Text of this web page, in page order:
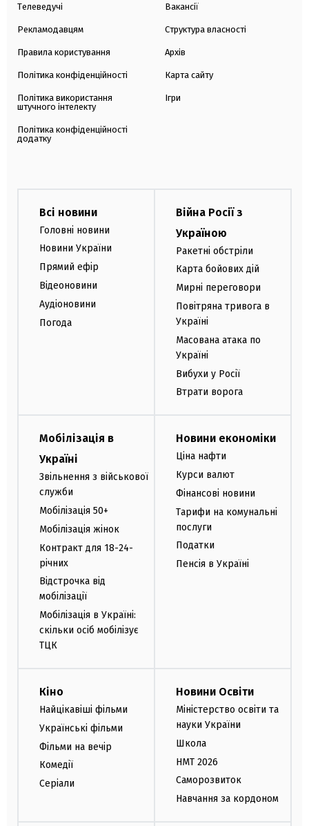
Телеведучі
Рекламодавцям
Правила користування
Політика конфіденційності
Політика використання
штучного інтелекту
Політика конфіденційності
додатку
Вакансії
Структура власності
Архів
Карта сайту
Ігри
Всі новини
Головні новини
Новини України
Прямий ефір
Відеоновини
Аудіоновини
Погода
Війна Росії з
Україною
Ракетні обстріли
Карта бойових дій
Мирні переговори
Повітряна тривога в
Україні
Масована атака по
Україні
Вибухи у Росії
Втрати ворога
Мобілізація в
Україні
Звільнення з військової
служби
Мобілізація 50+
Мобілізація жінок
Контракт для 18-24-
річних
Відстрочка від
мобілізації
Мобілізація в Україні:
скільки осіб мобілізує
ТЦК
Новини економіки
Ціна нафти
Курси валют
Фінансові новини
Тарифи на комунальні
послуги
Податки
Пенсія в Україні
Кіно
Найцікавіші фільми
Українські фільми
Фільми на вечір
Комедії
Серіали
Новини Освіти
Міністерство освіти та
науки України
Школа
НМТ 2026
Саморозвиток
Навчання за кордоном